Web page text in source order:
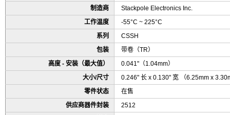
制造商
Stackpole Electronics Inc.
工作温度
-55°C ~ 225°C
系列
CSSH
包装
带卷（TR）
高度 - 安装（最大值）
0.041"（1.04mm）
大小/尺寸
0.246" 长 x 0.130" 宽 （6.25mm x
零件状态
在售
供应商器件封装
2512